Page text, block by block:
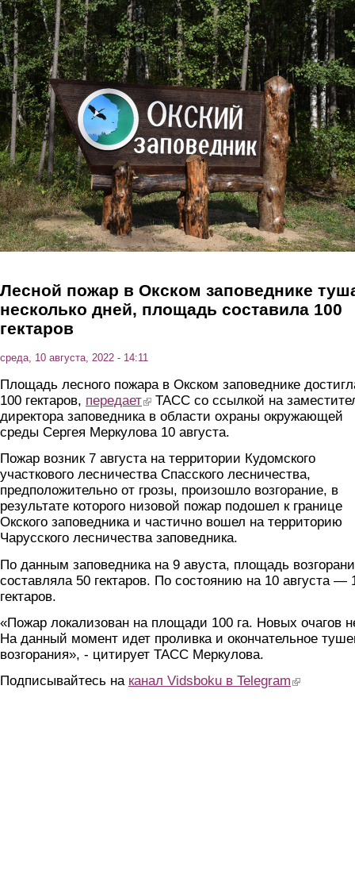
Перейти к основному содержанию
Лесной пожар в Окском заповеднике
несколько дней, площадь составила 100
гектаров
среда, 10 августа, 2022 - 14:11
Площадь лесного пожара в Окском заповеднике
100 гектаров, передает(link is external)
ТАСС со ссылкой на
директора заповедника в области охраны окружающей
среды Сергея Меркулова 10 августа.
Пожар возник 7 августа на территории Кудомского
участкового лесничества Спасского лесничества,
предположительно от грозы, произошло возгорание, в
результате которого низовой пожар подошел к границе
Окского заповедника и частично вошел на территорию
Чарусского лесничества заповедника.
По данным заповедника на 9 авуста, площадь
составляла 50 гектаров. По состоянию на 10 августа —
гектаров.
«Пожар локализован на площади 100 га. Новых очагов
На данный момент идет проливка и окончательное
возгорания», - цитирует ТАСС Меркулова.
Подписывайтесь на канал Vidsboku в Telegram (link is